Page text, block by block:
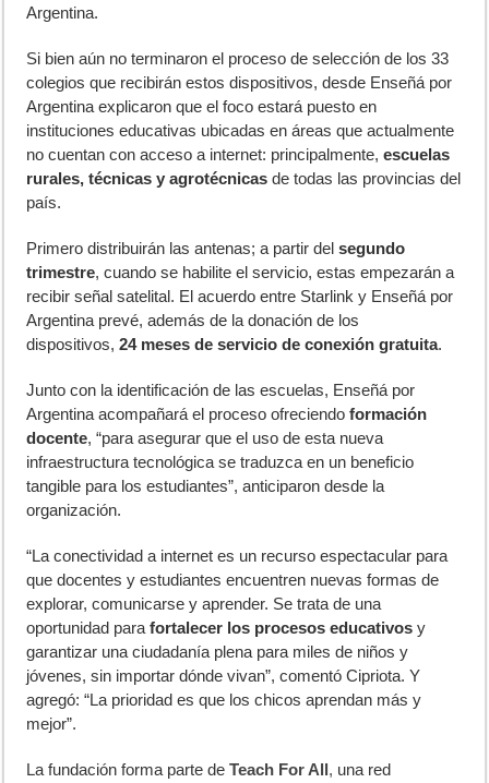
Argentina.
Si bien aún no terminaron el proceso de selección de los 33
colegios que recibirán estos dispositivos, desde Enseñá por
Argentina explicaron que el foco estará puesto en
instituciones educativas ubicadas en áreas que actualmente
no cuentan con acceso a internet: principalmente,escuelas
rurales, técnicas y agrotécnicas de todas las provincias del
país.
Primero distribuirán las antenas; a partir delsegundo
trimestre, cuando se habilite el servicio, estas empezarán a
recibir señal satelital. El acuerdo entre Starlink y Enseñá por
Argentina prevé, además de la donación de los
dispositivos,24 meses de servicio de conexión gratuita.
Junto con la identificación de las escuelas, Enseñá por
Argentina acompañará el proceso ofreciendoformación
docente, “para asegurar que el uso de esta nueva
infraestructura tecnológica se traduzca en un beneficio
tangible para los estudiantes”, anticiparon desde la
organización.
“La conectividad a internet es un recurso espectacular para
que docentes y estudiantes encuentren nuevas formas de
explorar, comunicarse y aprender. Se trata de una
oportunidad parafortalecer los procesos educativos y
garantizar una ciudadanía plena para miles de niños y
jóvenes, sin importar dónde vivan”, comentó Cipriota. Y
agregó: “La prioridad es que los chicos aprendan más y
mejor”.
La fundación forma parte deTeach For All , una red